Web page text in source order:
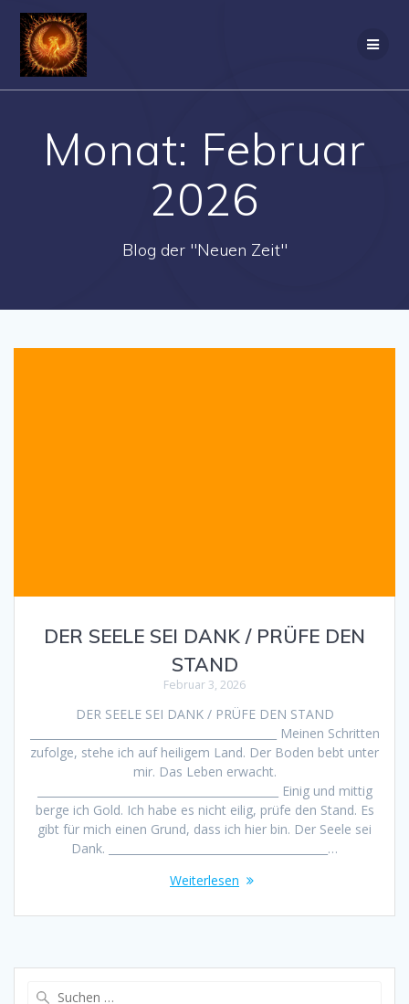
Monat: Februar
2026
Blog der "Neuen Zeit"
DER SEELE SEI DANK / PRÜFE DEN
STAND
Februar 3, 2026
DER SEELE SEI DANK / PRÜFE DEN STAND
_____________________________________________ Meinen Schritten
zufolge, stehe ich auf heiligem Land. Der Boden bebt unter
mir. Das Leben erwacht.
____________________________________________ Einig und mittig
berge ich Gold. Ich habe es nicht eilig, prüfe den Stand. Es
gibt für mich einen Grund, dass ich hier bin. Der Seele sei
Dank. ________________________________________…
Weiterlesen